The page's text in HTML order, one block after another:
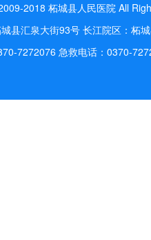
2018 柘城县人民医院 All
县汇泉大街93号 长江院区：柘
7272076 急救电话：0370-